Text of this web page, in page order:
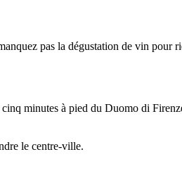
pas la dégustation de vin pour
minutes à pied du Duomo di
le centre-ville.